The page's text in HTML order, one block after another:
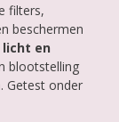
filters,
beschermen
licht en
blootstelling
Getest onder